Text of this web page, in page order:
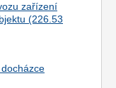
zařízení